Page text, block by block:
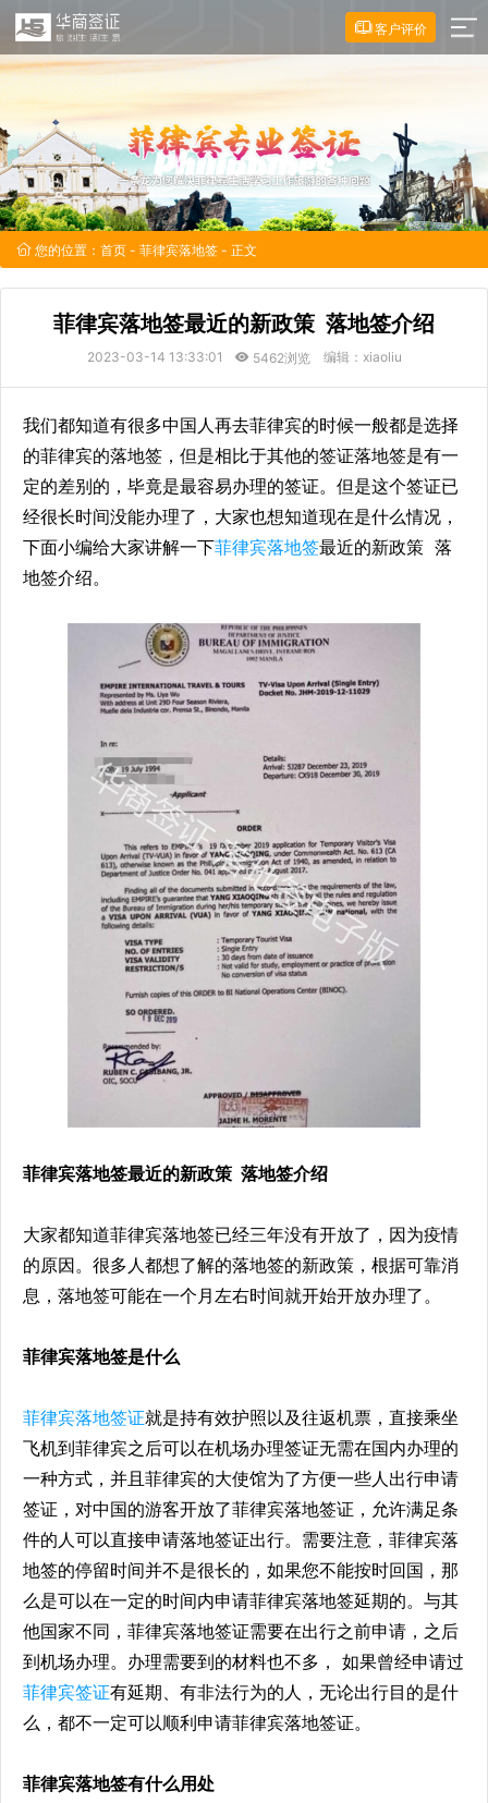
客户评价
您的位置： 首页 - 菲律宾落地签 - 正文
菲律宾落地签最近的新政策 落地签介绍
2023-03-14 13:33:01 5462浏览 编辑：xiaoliu
我们都知道有很多中国人再去菲律宾的时候一般都是选择
的菲律宾的落地签，但是相比于其他的签证落地签是有一
定的差别的，毕竟是最容易办理的签证。但是这个签证已
经很长时间没能办理了，大家也想知道现在是什么情况，
下面小编给大家讲解一下菲律宾落地签最近的新政策 落
地签介绍。
菲律宾落地签最近的新政策 落地签介绍
大家都知道菲律宾落地签已经三年没有开放了，因为疫情
的原因。很多人都想了解的落地签的新政策，根据可靠消
息，落地签可能在一个月左右时间就开始开放办理了。
菲律宾落地签是什么
菲律宾落地签证就是持有效护照以及往返机票，直接乘坐
飞机到菲律宾之后可以在机场办理签证无需在国内办理的
一种方式，并且菲律宾的大使馆为了方便一些人出行申请
签证，对中国的游客开放了菲律宾落地签证，允许满足条
件的人可以直接申请落地签证出行。需要注意，菲律宾落
地签的停留时间并不是很长的，如果您不能按时回国，那
么是可以在一定的时间内申请菲律宾落地签延期的。与其
他国家不同，菲律宾落地签证需要在出行之前申请，之后
到机场办理。办理需要到的材料也不多， 如果曾经申请过
菲律宾签证有延期、有非法行为的人，无论出行目的是什
么，都不一定可以顺利申请菲律宾落地签证。
菲律宾落地签有什么用处